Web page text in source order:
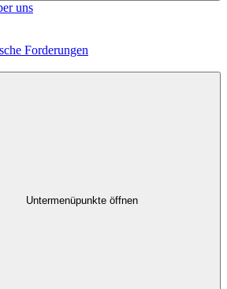
uns
Forderungen
Untermenüpunkte öffnen